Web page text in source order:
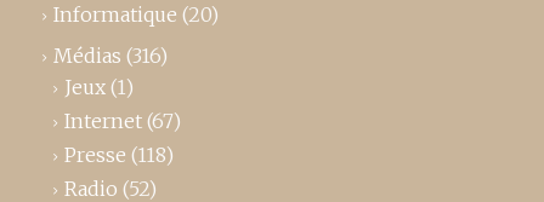
Informatique (20)
Médias (316)
Jeux (1)
Internet (67)
Presse (118)
Radio (52)